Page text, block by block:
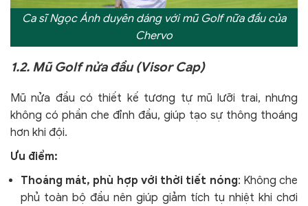
Ca sĩ Ngọc Ánh duyên dáng với mũ Golf nữa đầu của
Chervo
1.2. Mũ Golf nửa đầu (Visor Cap)
Mũ nửa đầu có thiết kế tương tự mũ lưỡi trai, nhưng
không có phần che đỉnh đầu, giúp tạo sự thông thoáng
hơn khi đội.
Ưu điểm:
Thoáng mát, phù hợp với thời tiết nóng: Không che
phủ toàn bộ đầu nên giúp giảm tích tụ nhiệt khi chơi